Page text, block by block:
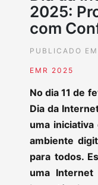
2025:
com
PUBLICADO
EMR 2025
No dia 11 de
Dia da
uma
ambiente
para todos.
uma Internet